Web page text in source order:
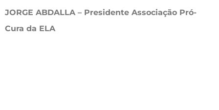
JORGE ABDALLA – Presidente Associação Pró-
Cura da ELA